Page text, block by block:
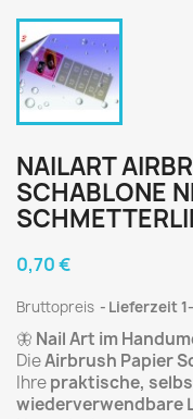
NAILART
SCHABLONE
0,70 €
Bruttopreis Lieferzeit
🦋 Nail Art im
DieAirbrush Papier
Ihrepraktische,
wiederverwendbare